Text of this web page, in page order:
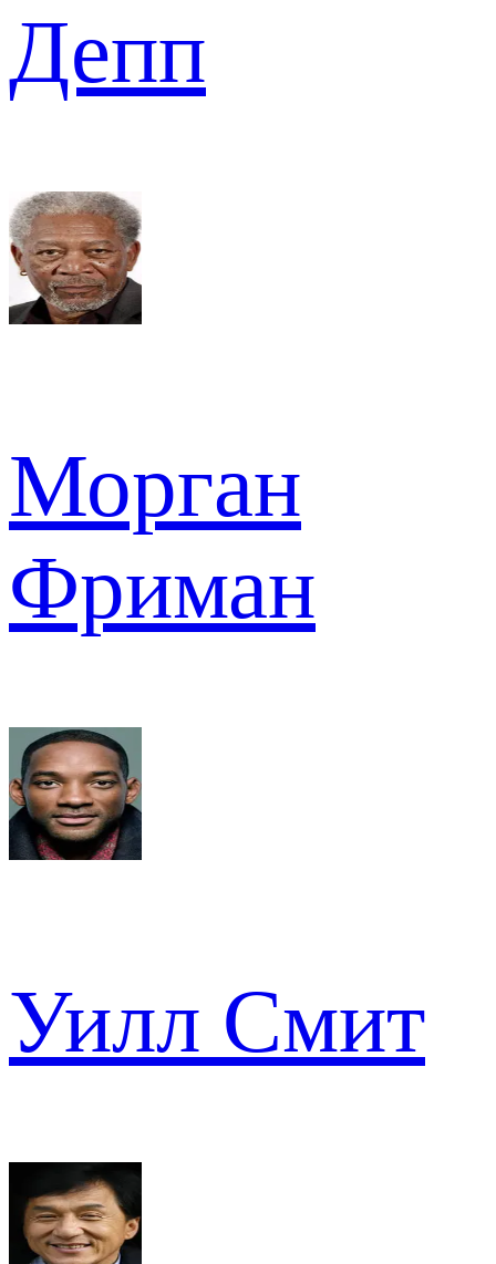
Депп
Морган
Фриман
Уилл Смит